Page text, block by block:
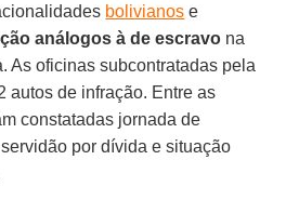
bolivianos e
análogos à de escravo na
As oficinas subcontratadas pela
autos de infração. Entre as
constatadas jornada de
por dívida e situação